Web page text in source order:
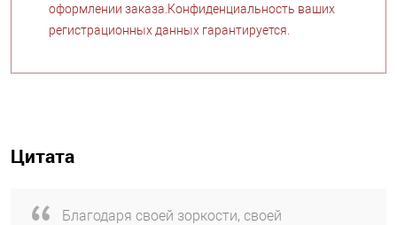
оформлении заказа.Конфиденциальность ваших
регистрационных данных гарантируется.
Цитата
Благодаря своей зоркости, своей